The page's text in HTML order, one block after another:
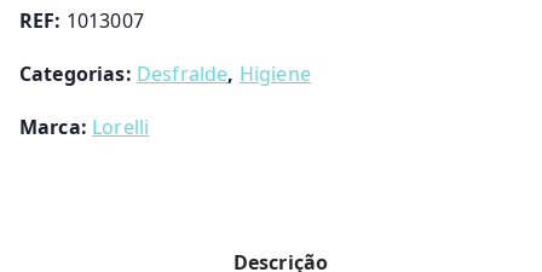
REF: 1013007
Categorias: Desfralde, Higiene
Marca: Lorelli
Descrição